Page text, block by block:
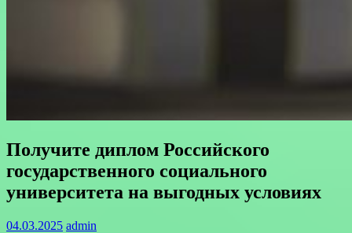
Получите диплом Российского
государственного социального
университета на выгодных условиях
04.03.2025 admin